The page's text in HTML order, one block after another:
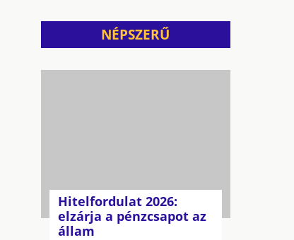
NÉPSZERŰ
Hitelfordulat 2026:
elzárja a pénzcsapot az
állam